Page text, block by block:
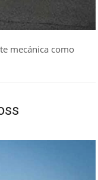
mecánica como